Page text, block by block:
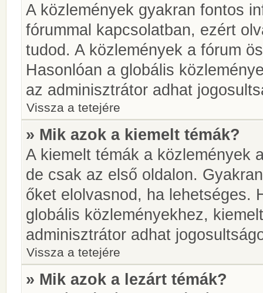
A közlemények gyakran fontos
fórummal kapcsolatban, ezért
tudod. A közlemények a fórum
Hasonlóan a globális
az adminisztrátor adhat
Vissza a tetejére
» Mik azok a kiemelt témák?
A kiemelt témák a közlemények
de csak az első oldalon.
őket elolvasnod, ha lehetséges.
globális közleményekhez,
adminisztrátor adhat
Vissza a tetejére
» Mik azok a lezárt témák?